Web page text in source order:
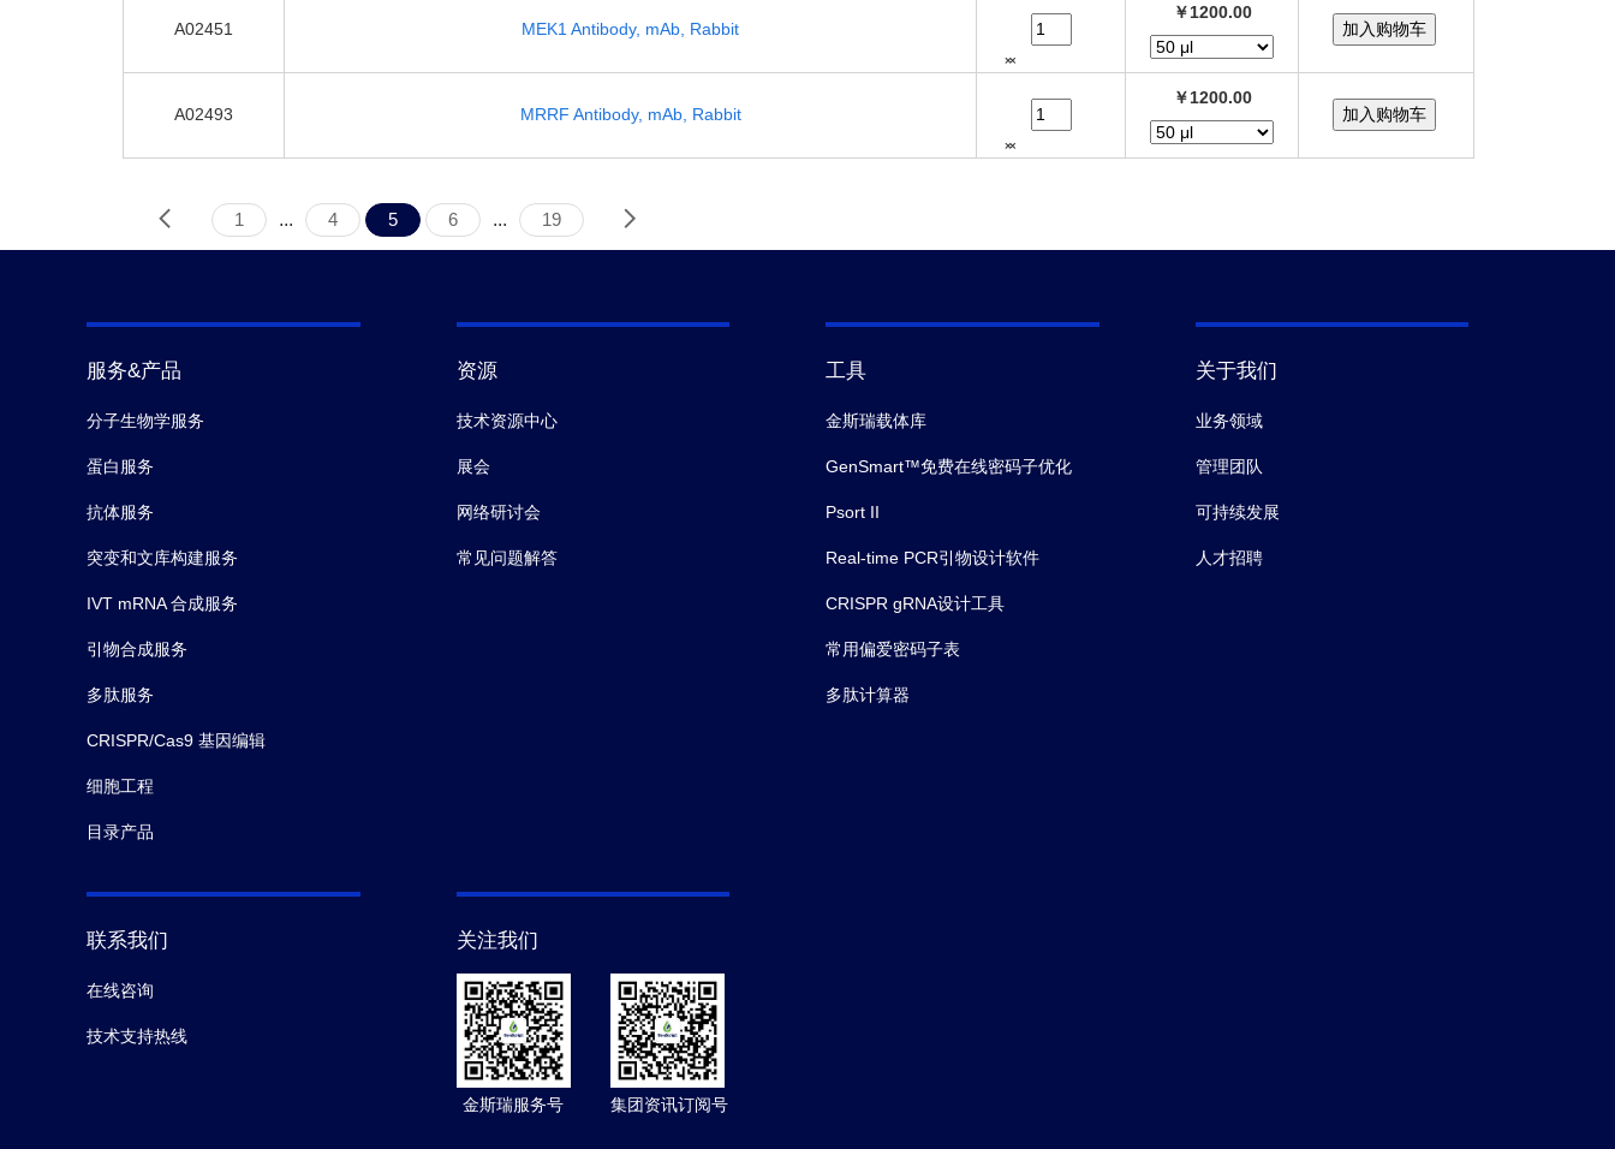
A02451 MEK1 Antibody, mAb, Rabbit
￥1200.00
A02493 MRRF Antibody, mAb, Rabbit
￥1200.00
1 ... 4 5 6 ... 19
服务&产品
分子生物学服务
蛋白服务
抗体服务
突变和文库构建服务
IVT mRNA 合成服务
引物合成服务
多肽服务
CRISPR/Cas9 基因编辑
细胞工程
目录产品
资源
技术资源中心
展会
网络研讨会
常见问题解答
工具
金斯瑞载体库
GenSmart™免费在线密码子优化
Psort II
Real-time PCR引物设计软件
CRISPR gRNA设计工具
常用偏爱密码子表
多肽计算器
关于我们
业务领域
管理团队
可持续发展
人才招聘
联系我们
在线咨询
技术支持热线
关注我们
金斯瑞服务号 集团资讯订阅号